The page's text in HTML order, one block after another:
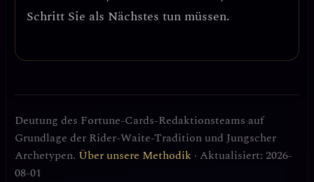
Schritt Sie als Nächstes tun müssen.
Deutung des Fortune-Cards-Redaktionsteams auf
Grundlage der Rider-Waite-Tradition und Jungscher
Archetypen. Über unsere Methodik · Aktualisiert: 2026-
08-01